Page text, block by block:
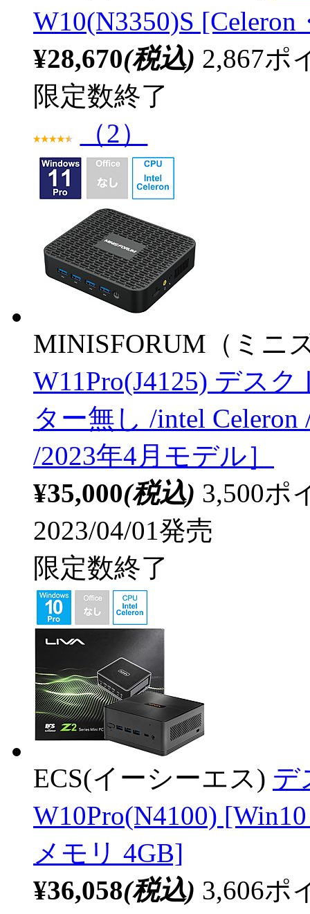
W10(N3350)S
¥28,670(税込) 2,867ポ
限定数終了
（2）
MINISFORUM（ミニ
W11Pro(J4125) デス
ター無し /intel
/2023年4月モデル］
¥35,000(税込) 3,500ポ
2023/04/01発売
限定数終了
ECS(イーシーエス) デ
W10Pro(N4100)
メモリ 4GB]
¥36,058(税込) 3,606ポ